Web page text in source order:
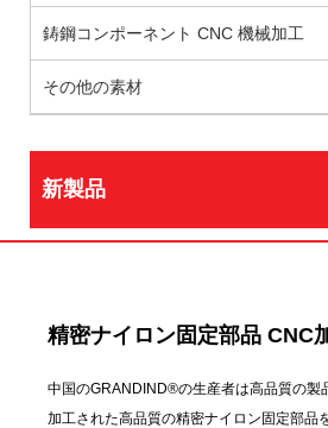
鋳鋼コンポーネント CNC 機械加工
その他の素材
新製品
精密ナイロン固定部品 CNC
中国のGRANDIND®の生産者は高品質の製
加工された高品質の精密ナイロン固定部品